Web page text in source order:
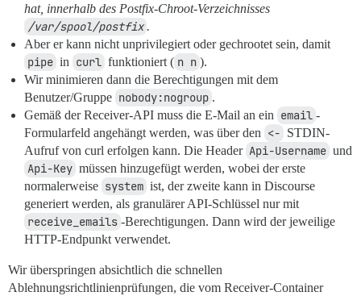
hat, innerhalb des Postfix-Chroot-Verzeichnisses
/var/spool/postfix .
Aber er kann nicht unprivilegiert oder gechrootet sein, damit
pipe in curl funktioniert ( n n ).
Wir minimieren dann die Berechtigungen mit dem
Benutzer/Gruppe nobody:nogroup .
Gemäß der Receiver-API muss die E-Mail an ein email -
Formularfeld angehängt werden, was über den <- STDIN-
Aufruf von curl erfolgen kann. Die Header Api-Username und
Api-Key müssen hinzugefügt werden, wobei der erste
normalerweise system ist, der zweite kann in Discourse
generiert werden, als granulärer API-Schlüssel nur mit
receive_emails -Berechtigungen. Dann wird der jeweilige
HTTP-Endpunkt verwendet.
Wir überspringen absichtlich die schnellen
Ablehnungsrichtlinienprüfungen, die vom Receiver-Container